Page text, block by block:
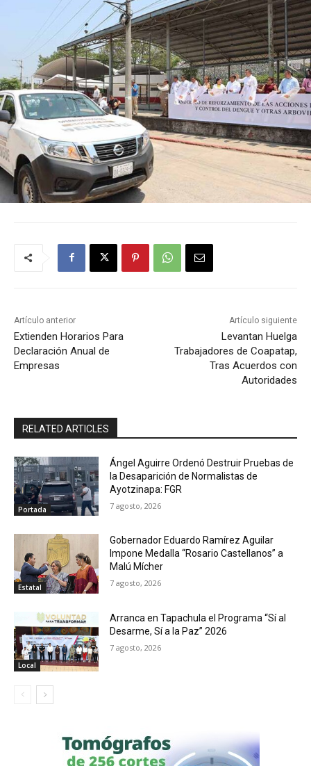
Artículo anterior
Extienden Horarios Para
Declaración Anual de
Empresas
Artículo siguiente
Levantan Huelga
Trabajadores de Coapatap,
Tras Acuerdos con
Autoridades
RELATED ARTICLES
Portada
Ángel Aguirre Ordenó Destruir Pruebas de
la Desaparición de Normalistas de
Ayotzinapa: FGR
7 agosto, 2026
Estatal
Gobernador Eduardo Ramírez Aguilar
Impone Medalla “Rosario Castellanos” a
Malú Mícher
7 agosto, 2026
Local
Arranca en Tapachula el Programa “Sí al
Desarme, Sí a la Paz” 2026
7 agosto, 2026